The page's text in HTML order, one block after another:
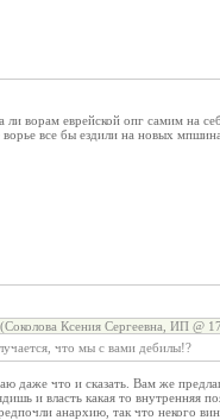
ли ворам еврейской опг самим на
ворье все бы ездили на новых
(Соколова Ксения Сергеевна, ИП @
что мы с вами дебилы!?
даже что и сказать. Вам же
и власть какая то внутренняя
анархию, так что некого